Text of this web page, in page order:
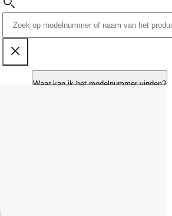
Waar kan ik het modelnummer vinden?